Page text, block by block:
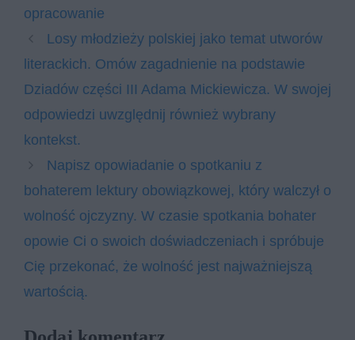
opracowanie
Losy młodzieży polskiej jako temat utworów
literackich. Omów zagadnienie na podstawie
Dziadów części III Adama Mickiewicza. W swojej
odpowiedzi uwzględnij również wybrany
kontekst.
Napisz opowiadanie o spotkaniu z
bohaterem lektury obowiązkowej, który walczył o
wolność ojczyzny. W czasie spotkania bohater
opowie Ci o swoich doświadczeniach i spróbuje
Cię przekonać, że wolność jest najważniejszą
wartością.